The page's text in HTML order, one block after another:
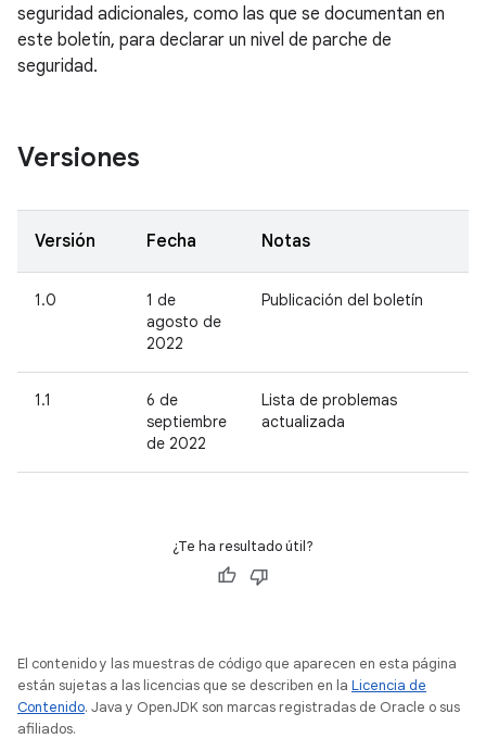
seguridad adicionales, como las que se documentan en
este boletín, para declarar un nivel de parche de
seguridad.
Versiones
Versión Fecha Notas
1.0
1 de
agosto de
2022
Publicación del boletín
1.1
6 de
septiembre
de 2022
Lista de problemas
actualizada
¿Te ha resultado útil?
El contenido y las muestras de código que aparecen en esta página
están sujetas a las licencias que se describen en la Licencia de
Contenido. Java y OpenJDK son marcas registradas de Oracle o sus
afiliados.